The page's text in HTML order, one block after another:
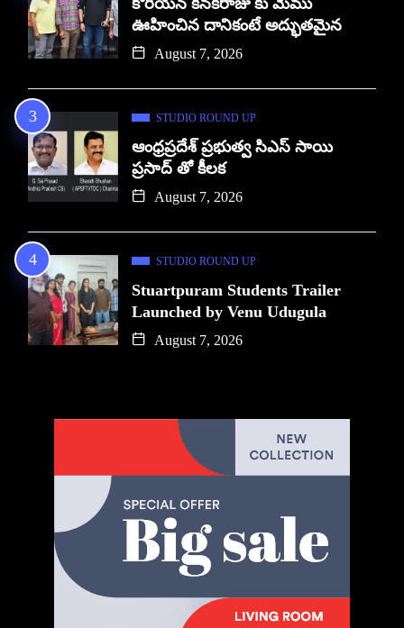
ఊహించిన దానికంటే అద్భుతమైన
August 7, 2026
STUDIO ROUND UP
ఆంధ్రప్రదేశ్ ప్రభుత్వ సిఎస్ సాయి
ప్రసాద్ తో కీలక
August 7, 2026
STUDIO ROUND UP
Stuartpuram Students Trailer
Launched by Venu Udugula
August 7, 2026